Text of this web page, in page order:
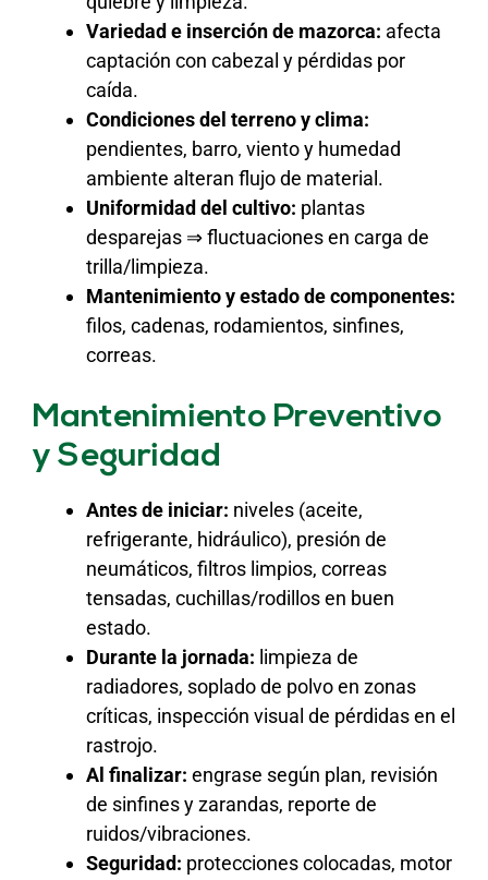
Variedad e inserción de mazorca: afecta
captación con cabezal y pérdidas por
caída.
Condiciones del terreno y clima:
pendientes, barro, viento y humedad
ambiente alteran flujo de material.
Uniformidad del cultivo: plantas
desparejas ⇒ fluctuaciones en carga de
trilla/limpieza.
Mantenimiento y estado de componentes:
filos, cadenas, rodamientos, sinfines,
correas.
Mantenimiento Preventivo
y Seguridad
Antes de iniciar: niveles (aceite,
refrigerante, hidráulico), presión de
neumáticos, filtros limpios, correas
tensadas, cuchillas/rodillos en buen
estado.
Durante la jornada: limpieza de
radiadores, soplado de polvo en zonas
críticas, inspección visual de pérdidas en el
rastrojo.
Al finalizar: engrase según plan, revisión
de sinfines y zarandas, reporte de
ruidos/vibraciones.
Seguridad: protecciones colocadas, motor